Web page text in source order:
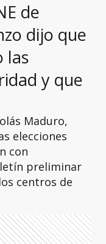
de
dijo que
las
y que
Maduro,
elecciones
con
preliminar
centros de